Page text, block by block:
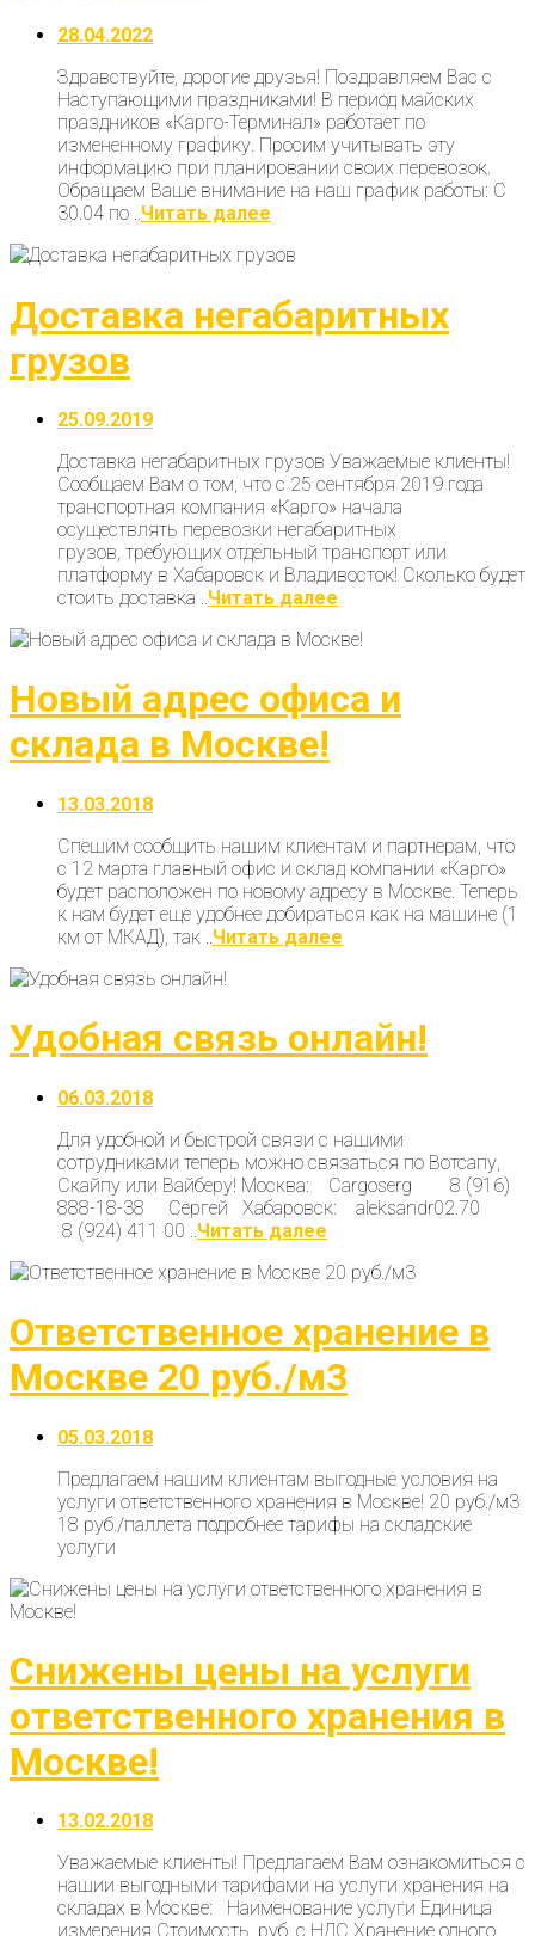
28.04.2022
Здравствуйте, дорогие друзья! Поздравляем Вас с
Наступающими праздниками! В период майских
праздников «Карго-Терминал» работает по
измененному графику. Просим учитывать эту
информацию при планировании своих перевозок.
Обращаем Ваше внимание на наш график работы: С
30.04 по ..Читать далее
Доставка негабаритных
грузов
25.09.2019
Доставка негабаритных грузов Уважаемые клиенты!
Сообщаем Вам о том, что с 25 сентября 2019 года
транспортная компания «Карго» начала
осуществлять перевозки негабаритных
грузов, требующих отдельный транспорт или
платформу в Хабаровск и Владивосток! Сколько будет
стоить доставка ..Читать далее
Новый адрес офиса и
склада в Москве!
13.03.2018
Спешим сообщить нашим клиентам и партнерам, что
с 12 марта главный офис и склад компании «Карго»
будет расположен по новому адресу в Москве. Теперь
к нам будет еще удобнее добираться как на машине (1
км от МКАД), так ..Читать далее
Удобная связь онлайн!
06.03.2018
Для удобной и быстрой связи с нашими
сотрудниками теперь можно связаться по Вотсапу,
Скайпу или Вайберу! Москва: Cargoserg 8 (916)
888-18-38 Сергей Хабаровск: aleksandr02.70
8 (924) 411 00 .. Читать далее
Ответственное хранение в
Москве 20 руб./м3
05.03.2018
Предлагаем нашим клиентам выгодные условия на
услуги ответственного хранения в Москве! 20 руб./м3
18 руб./паллета подробнее тарифы на складские
услуги
Снижены цены на услуги
ответственного хранения в
Москве!
13.02.2018
Уважаемые клиенты! Предлагаем Вам ознакомиться с
нашии выгодными тарифами на услуги хранения на
складах в Москве: Наименование услуги Единица
измерения Стоимость, руб. с НДС Хранение одного